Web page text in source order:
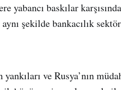
baskılar karşısında
şekilde bankacılık
yankıları ve Rusya’nın